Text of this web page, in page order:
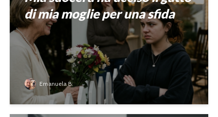
di mia moglie per una sfida
Emanuela B.